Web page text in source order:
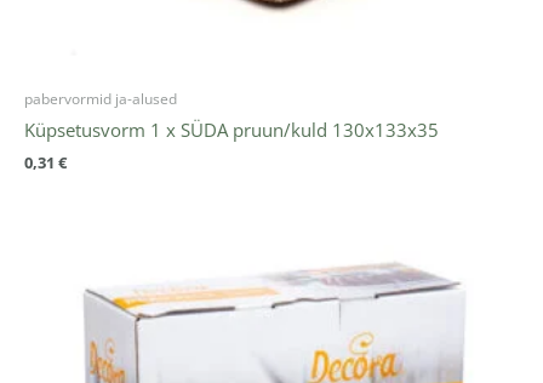
pabervormid ja-alused
Küpsetusvorm 1 x SÜDA pruun/kuld 130x133x35
0,31 €